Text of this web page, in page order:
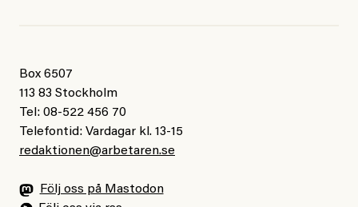
Box 6507
113 83 Stockholm
Tel: 08-522 456 70
Telefontid: Vardagar kl. 13-15
redaktionen@arbetaren.se
Följ oss på Mastodon